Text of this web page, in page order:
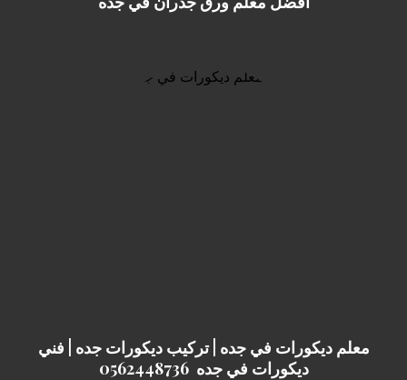
معلم ديكورات في جده | تركيب ديكورات جده | فني
ديكورات في جده 0562448736